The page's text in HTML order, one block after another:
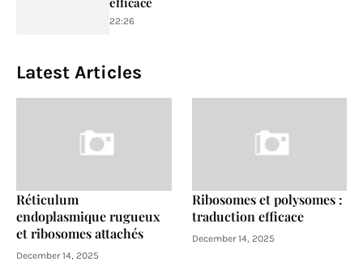
22:26
Latest Articles
Réticulum
endoplasmique rugueux
et ribosomes attachés
December 14, 2025
Ribosomes et polysomes :
traduction efficace
December 14, 2025